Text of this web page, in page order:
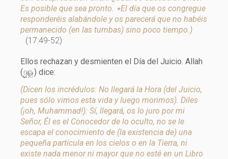
Es posible que sea pronto. ٭El día que os congregue
responderéis alabándole y os parecerá que no habéis
permanecido (en las tumbas) sino poco tiempo.)
(17:49-52)
Ellos rechazan y desmienten el Día del Juicio. Allah
(y) dice:
(Dicen los incrédulos: No llegará la Hora (del Juicio,
pues sólo vimos esta vida y luego morimos). Diles
(¡oh, Muhammad!): Sí, llegará, os lo juro por mi
Señor, Él es el Conocedor de lo oculto, no se le
escapa el conocimiento de (la existencia de) una
pequeña partícula en los cielos o en la Tierra, ni
existe nada menor ni mayor que no esté en un Libro